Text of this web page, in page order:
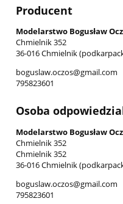
Producent
Modelarstwo Bogusław
Chmielnik 352
36-016 Chmielnik
boguslaw.oczos@gmail.com
795823601
Osoba
Modelarstwo Bogusław
Chmielnik 352
Chmielnik 352
36-016 Chmielnik
boguslaw.oczos@gmail.com
795823601